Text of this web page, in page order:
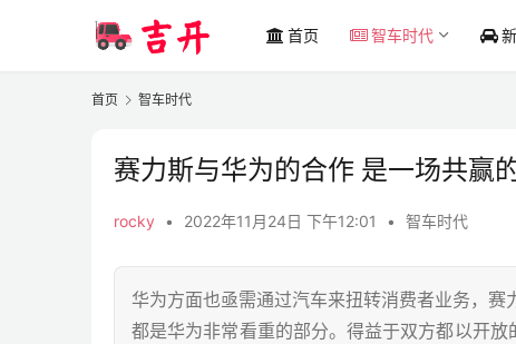
首页 智车时代
首页 智车时代
赛力斯与华为的合作 是一场共赢
rocky • 2022年11月24日 下午12:01 • 智车时代
华为方面也亟需通过汽车来扭转消费者业务，
都是华为非常看重的部分。得益于双方都以开